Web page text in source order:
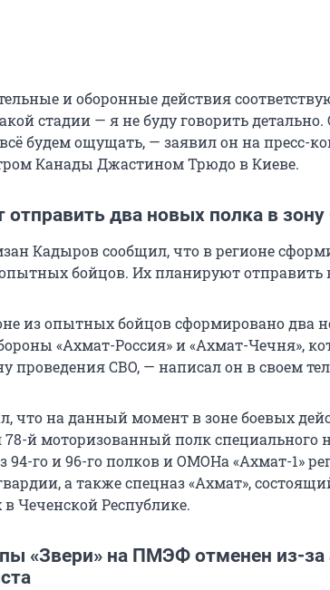
и оборонные действия
стадии — я не буду говорить
всё будем ощущать, — заявил он на пресс-
Канады Джастином Трюдо в Киеве.
отправить два новых полка в
Кадыров сообщил, что в регионе
бойцов. Их планируют отправить
из опытных бойцов сформировано два
«Ахмат-Россия» и «Ахмат-Чечня»,
проведения СВО, — написал он в своем
что на данный момент в зоне боевых
78-й моторизованный полк специального
94-го и 96-го полков и ОМОНа «Ахмат-1»
а также спецназ «Ахмат»,
Чеченской Республике.
«Звери» на ПМЭФ отменен из-за